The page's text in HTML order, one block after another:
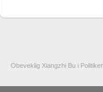
Obeveklig Xiangzhi Bu i